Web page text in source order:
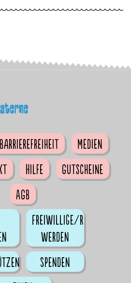
Barrierefreiheit
Medien
Hilfe
Gutscheine
AGB
Freiwillige/r
werden
Spenden